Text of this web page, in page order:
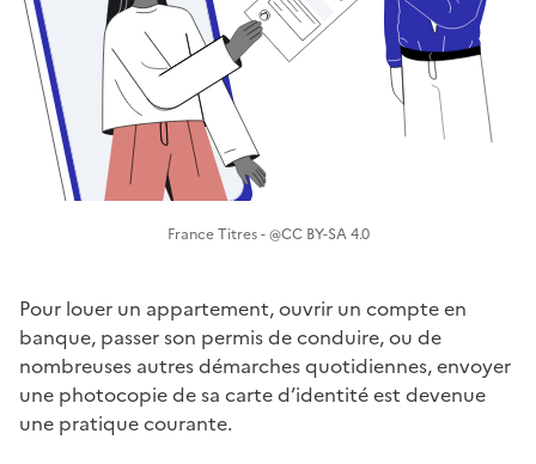
France Titres - @CC BY-SA 4.0
Pour louer un appartement, ouvrir un compte en
banque, passer son permis de conduire, ou de
nombreuses autres démarches quotidiennes, envoyer
une photocopie de sa carte d’identité est devenue
une pratique courante.